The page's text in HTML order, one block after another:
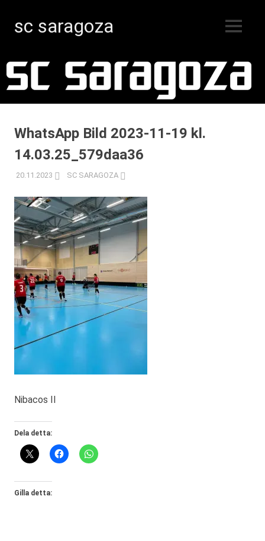
innehåll
sc saragoza
Kristinestad
sedan
MENY
WhatsApp Bild 2023-11-19 kl.
14.03.25_579daa36
20.11.2023 SC SARAGOZA
Nibacos II
Dela detta:
Gilla detta: